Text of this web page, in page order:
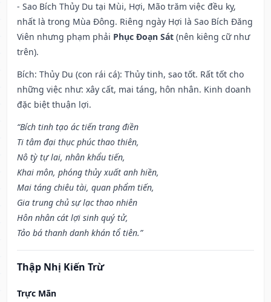
- Sao Bích Thủy Du tại Mùi, Hợi, Mão trăm việc đều kỵ,
nhất là trong Mùa Đông. Riêng ngày Hợi là Sao Bích Đăng
Viên nhưng phạm phải Phục Đoạn Sát (nên kiêng cữ như
trên).
Bích: Thủy Du (con rái cá): Thủy tinh, sao tốt. Rất tốt cho
những việc như: xây cất, mai táng, hôn nhân. Kinh doanh
đặc biệt thuận lợi.
“Bích tinh tạo ác tiến trang điền
Ti tâm đại thục phúc thao thiên,
Nô tỳ tự lai, nhân khẩu tiến,
Khai môn, phóng thủy xuất anh hiền,
Mai táng chiêu tài, quan phẩm tiến,
Gia trung chủ sự lạc thao nhiên
Hôn nhân cát lợi sinh quý tử,
Tảo bá thanh danh khán tổ tiên.”
Thập Nhị Kiến Trừ
Trực Mãn